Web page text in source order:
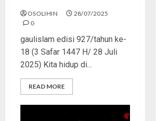
OSOLIHIN
28/07/2025
0
gaulislam edisi 927/tahun ke-
18 (3 Safar 1447 H/ 28 Juli
2025) Kita hidup di...
READ MORE